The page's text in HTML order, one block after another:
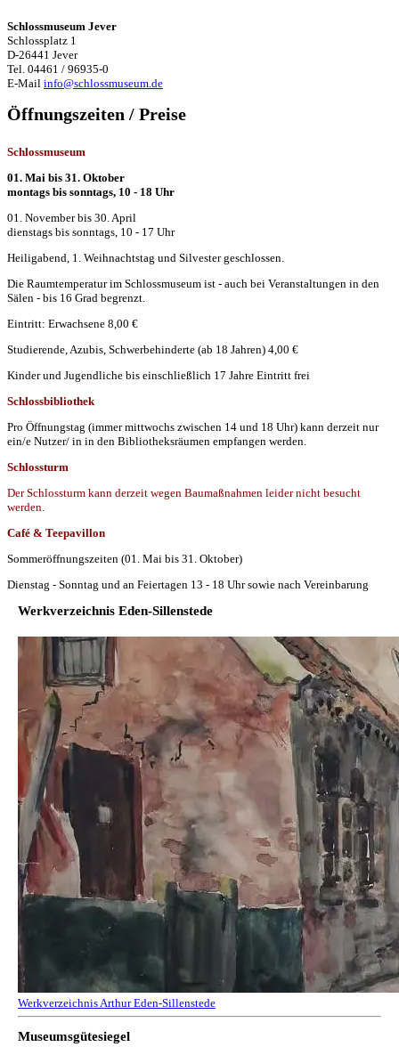
Schlossmuseum Jever
Schlossplatz 1
D-26441 Jever
Tel. 04461 / 96935-0
E-Mail info@schlossmuseum.de
Öffnungszeiten / Preise
Schlossmuseum
01. Mai bis 31. Oktober
montags bis sonntags, 10 - 18 Uhr
01. November bis 30. April
dienstags bis sonntags, 10 - 17 Uhr
Heiligabend, 1. Weihnachtstag und Silvester geschlossen.
Die Raumtemperatur im Schlossmuseum ist - auch bei Veranstaltungen in den
Sälen - bis 16 Grad begrenzt.
Eintritt: Erwachsene 8,00 €
Studierende, Azubis, Schwerbehinderte (ab 18 Jahren) 4,00 €
Kinder und Jugendliche bis einschließlich 17 Jahre Eintritt frei
Schlossbibliothek
Pro Öffnungstag (immer mittwochs zwischen 14 und 18 Uhr) kann derzeit nur
ein/e Nutzer/ in in den Bibliotheksräumen empfangen werden.
Schlossturm
Der Schlossturm kann derzeit wegen Baumaßnahmen leider nicht besucht
werden.
Café & Teepavillon
Sommeröffnungszeiten (01. Mai bis 31. Oktober)
Dienstag - Sonntag und an Feiertagen 13 - 18 Uhr sowie nach Vereinbarung
Werkverzeichnis Eden-Sillenstede
Werkverzeichnis Arthur Eden-Sillenstede
Museumsgütesiegel